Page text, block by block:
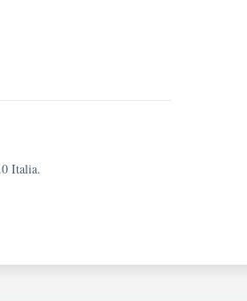
Italia.